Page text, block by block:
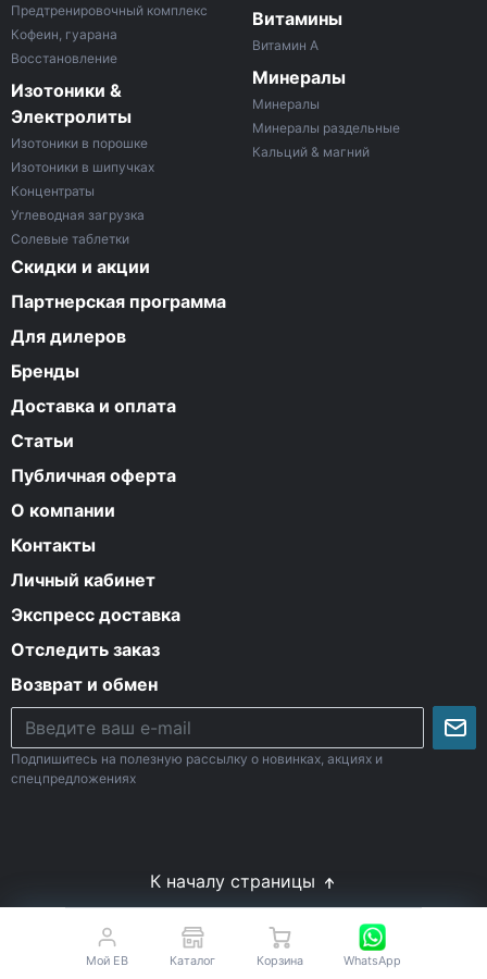
Предтренировочный комплекс
Кофеин, гуарана
Восстановление
Изотоники &
Электролиты
Изотоники в порошке
Изотоники в шипучках
Концентраты
Углеводная загрузка
Солевые таблетки
Витамины
Витамин A
Минералы
Минералы
Минералы раздельные
Кальций & магний
Скидки и акции
Партнерская программа
Для дилеров
Бренды
Доставка и оплата
Статьи
Публичная оферта
О компании
Контакты
Личный кабинет
Экспресс доставка
Отследить заказ
Возврат и обмен
Подпишитесь на полезную рассылку о новинках, акциях и
спецпредложениях
К началу страницы
© Все права защищены. 2009-2026 Energy-Body.ru
Спортивное питание с доставкой по России
Мой EB Каталог Корзина WhatsApp